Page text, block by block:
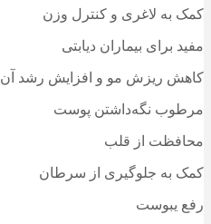
کمک به لاغری و کنترل وزن
مفید برای بیماران دیابتی
کاهش ریزش مو و افزایش رشد آن
مرطوب نگه‌داشتن پوست
محافظت از قلب
کمک به جلوگیری از سرطان
رفع یبوست